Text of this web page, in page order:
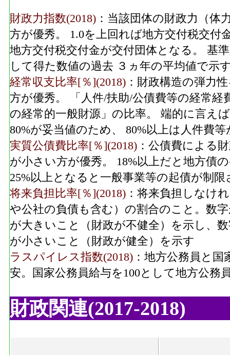
財政力指数(2018) ：当該団体の財政力（体
方が優秀。 1.0を上回れば地方交付税交付
地方交付税交付金が交付団体となる。 基
して得た数値の過去 ３ヵ年の平均値で示
経常収支比率[％](2018) ：財政構造の弾力
方が優秀。 「人件/扶助/公債費等の経常経
の経常的一般財源」の比率。 端的に言え
80%が妥当値のため、 80%以上は人件費
実質公債費比率[％](2018) ：公債費による
が小さい方が優秀。 18%以上だと地方債
25%以上となると一般事業等の起債が制限
将来負担比率[％](2018) ：将来負担しなけ
や公社の負債も含む）の割合のこと。数
が大きいこと（財政が不健全）を示し、
が小さいこと（財政が健全）を示す
ラスパイレス指数(2018) ：地方公務員と
安。国家公務員給与を100として地方公務
財政関連(2017-2018)